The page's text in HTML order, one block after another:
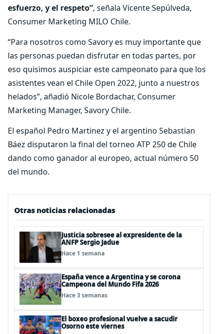
esfuerzo, y el respeto”, señala Vicente Sepúlveda,
Consumer Marketing MILO Chile.
“Para nosotros como Savory es muy importante que
las personas puedan disfrutar en todas partes, por
eso quisimos auspiciar este campeonato para que los
asistentes vean el Chile Open 2022, junto a nuestros
helados”, añadió Nicole Bordachar, Consumer
Marketing Manager, Savory Chile.
El español Pedro Martinez y el argentino Sebastian
Báez disputaron la final del torneo ATP 250 de Chile
dando como ganador al europeo, actual número 50
del mundo.
Otras noticias relacionadas
Justicia sobresee al expresidente de la
ANFP Sergio Jadue
Hace 1 semana
España vence a Argentina y se corona
Campeona del Mundo Fifa 2026
Hace 3 semanas
El boxeo profesional vuelve a sacudir
Osorno este viernes